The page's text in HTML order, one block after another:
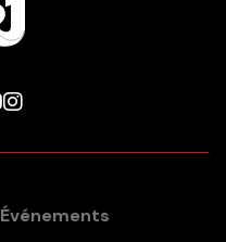
Événements